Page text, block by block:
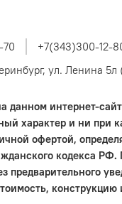
70
+7(343)300-12-
ул. Ленина
данном интернет-
характер и ни при
офертой,
кодекса РФ.
предварительного